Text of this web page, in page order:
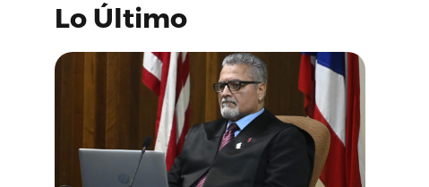
Lo Último